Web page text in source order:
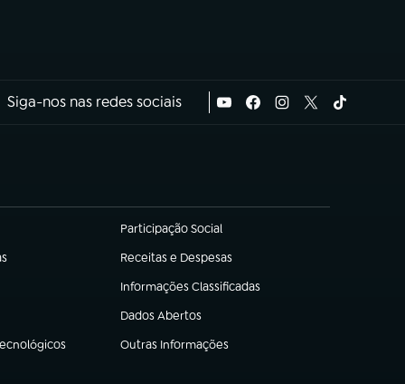
Siga-nos nas redes sociais
Participação Social
(abre em nova aba)
Receitas e Despesas
(abre em nova aba)
Informações Classificadas
(abre em nova aba)
Dados Abertos
(abre em nova aba)
Outras Informações
(abre em nova aba)